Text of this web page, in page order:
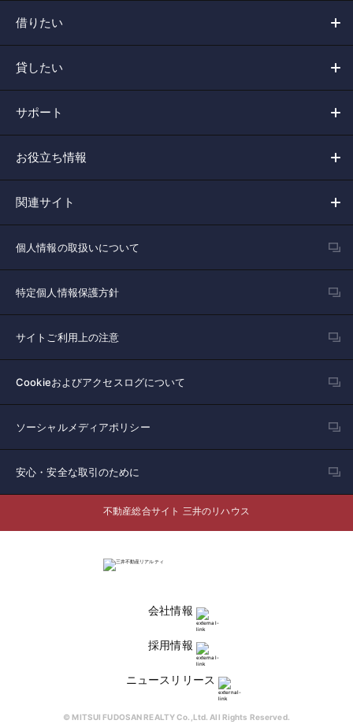
借りたい
貸したい
サポート
お役立ち情報
関連サイト
個人情報の取扱いについて
特定個人情報保護方針
サイトご利用上の注意
Cookieおよびアクセスログについて
ソーシャルメディアポリシー
安心・安全な取引のために
不動産総合サイト 三井のリハウス
会社情報
採用情報
ニュースリリース
© MITSUI FUDOSAN REALTY Co.,Ltd. All Rights Reserved.